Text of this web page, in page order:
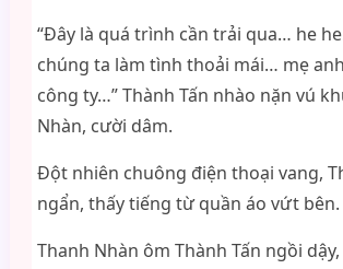
“Đây là quá trình cần trải qua… he
chúng ta làm tình thoải mái… mẹ
công ty…” Thành Tấn nhào nặn vú
Nhàn, cười dâm.
Đột nhiên chuông điện thoại vang,
ngẩn, thấy tiếng từ quần áo vứt bên.
Thanh Nhàn ôm Thành Tấn ngồi